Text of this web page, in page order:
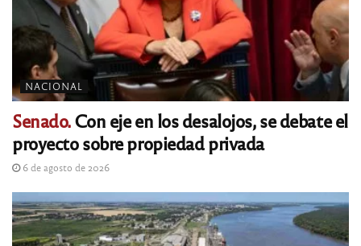
NACIONAL
Senado.Con eje en los desalojos, se debate el
proyecto sobre propiedad privada
6 de agosto de 2026